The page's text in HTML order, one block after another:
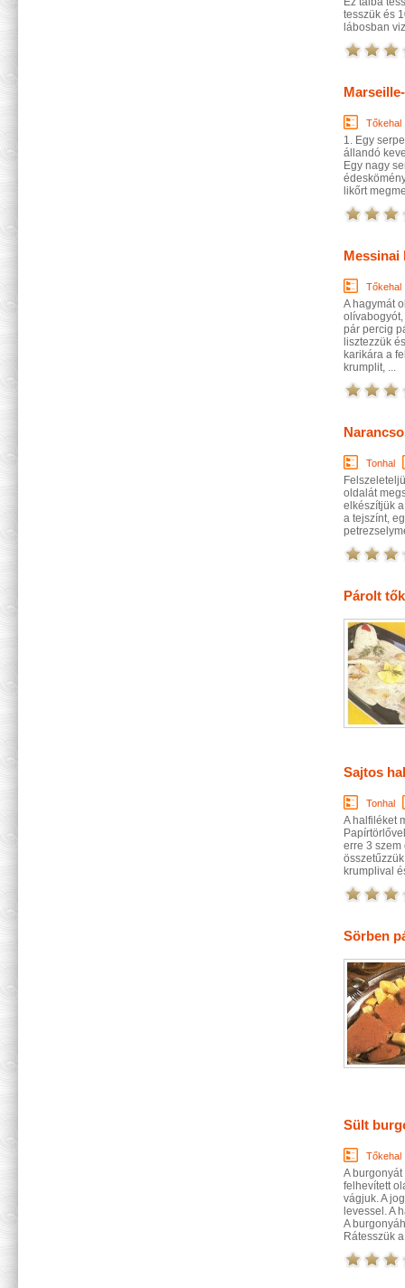
tesszük és
lábosban
Tőkehal
1. Egy
állandó
Egy nagy
likőrt
Messinai
Tőkehal
A hagymát
pár percig
lisztezzük
karikára a
krumplit, ...
Tonhal
oldalát
elkészítjük
a tejszínt,
Párolt
Sajtos
Tonhal
A halfiléket
erre 3 szem
krumplival
Sörben
Sült
Tőkehal
A
felhevített
vágjuk. A
levessel. A
A
Rátesszük